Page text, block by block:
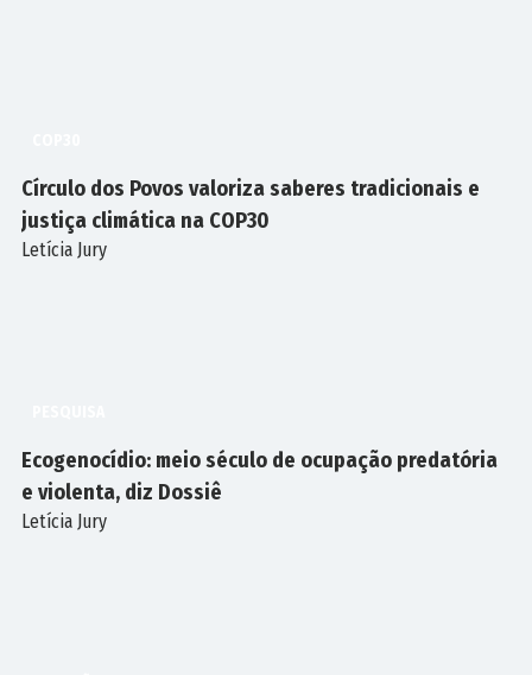
Círculo dos Povos valoriza saberes tradicionais e
justiça climática na COP30
Letícia Jury
Ecogenocídio: meio século de ocupação predatória
e violenta, diz Dossiê
Letícia Jury